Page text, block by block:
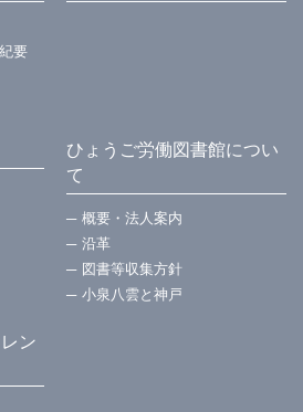
要
ひょうご労働図書館につい
て
概要・法⼈案内
沿革
図書等収集方針
小泉八雲と神戸
ン